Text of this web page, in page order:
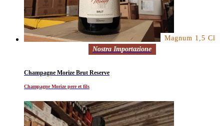
Magnum 1,5 Cl
Nostra Importazione
Champagne Morize Brut Reserve
Champagne Morize pere et fils